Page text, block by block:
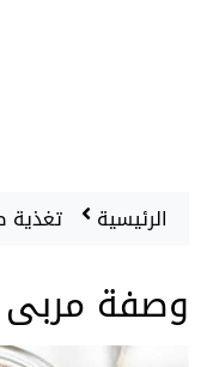
الرئيسية تغذية
وصفة مربى